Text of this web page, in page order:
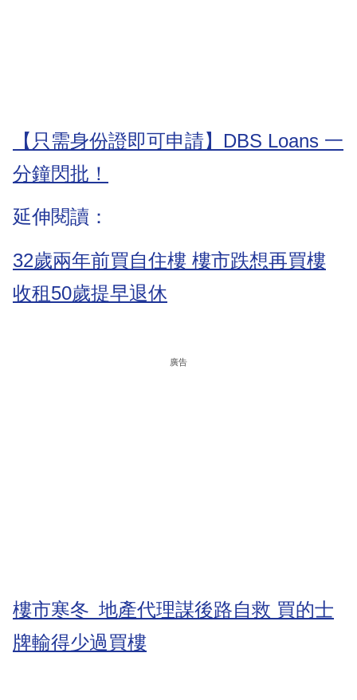
【只需身份證即可申請】DBS Loans 一
分鐘閃批！
延伸閱讀：
32歲兩年前買自住樓 樓市跌想再買樓
收租50歲提早退休
廣告
樓市寒冬 地產代理謀後路自救 買的士
牌輸得少過買樓